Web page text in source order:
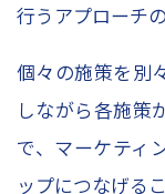
行うアプローチの
個々の施策を別
しながら各施策
で、マーケティ
ップにつなげる